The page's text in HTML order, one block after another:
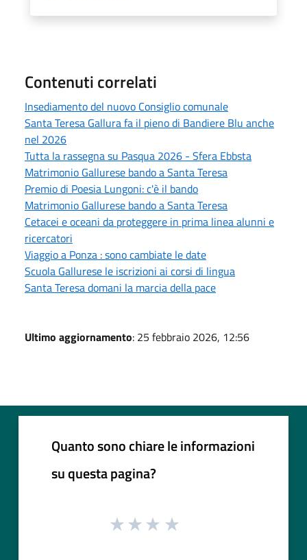
Contenuti correlati
Insediamento del nuovo Consiglio comunale
Santa Teresa Gallura fa il pieno di Bandiere Blu anche
nel 2026
Tutta la rassegna su Pasqua 2026 - Sfera Ebbsta
Matrimonio Gallurese bando a Santa Teresa
Premio di Poesia Lungoni: c'è il bando
Matrimonio Gallurese bando a Santa Teresa
Cetacei e oceani da proteggere in prima linea alunni e
ricercatori
Viaggio a Ponza : sono cambiate le date
Scuola Gallurese le iscrizioni ai corsi di lingua
Santa Teresa domani la marcia della pace
Ultimo aggiornamento: 25 febbraio 2026, 12:56
Quanto sono chiare le informazioni
su questa pagina?